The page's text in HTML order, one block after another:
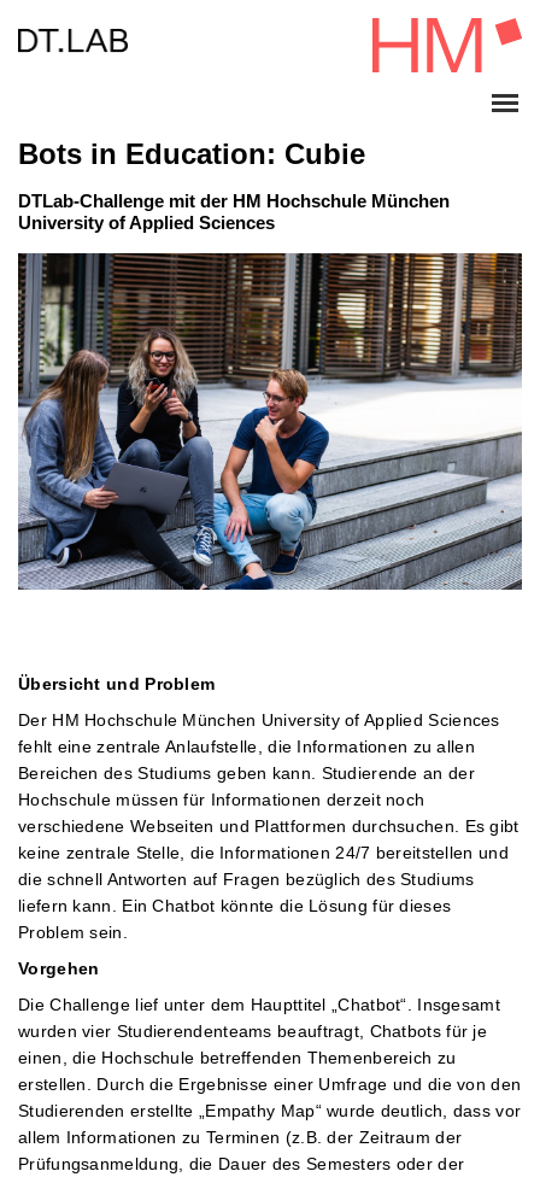
Bots in Education: Cubie
DTLab-Challenge mit der HM Hochschule München
University of Applied Sciences
Übersicht und Problem
Der HM Hochschule München University of Applied Sciences
fehlt eine zentrale Anlaufstelle, die Informationen zu allen
Bereichen des Studiums geben kann. Studierende an der
Hochschule müssen für Informationen derzeit noch
verschiedene Webseiten und Plattformen durchsuchen. Es gibt
keine zentrale Stelle, die Informationen 24/7 bereitstellen und
die schnell Antworten auf Fragen bezüglich des Studiums
liefern kann. Ein Chatbot könnte die Lösung für dieses
Problem sein.
Vorgehen
Die Challenge lief unter dem Haupttitel „Chatbot“. Insgesamt
wurden vier Studierendenteams beauftragt, Chatbots für je
einen, die Hochschule betreffenden Themenbereich zu
erstellen. Durch die Ergebnisse einer Umfrage und die von den
Studierenden erstellte „Empathy Map“ wurde deutlich, dass vor
allem Informationen zu Terminen (z.B. der Zeitraum der
Prüfungsanmeldung, die Dauer des Semesters oder der